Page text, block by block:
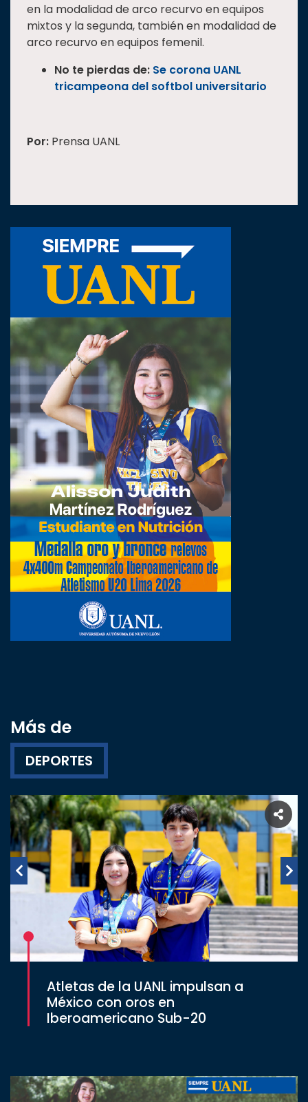
en la modalidad de arco recurvo en equipos
mixtos y la segunda, también en modalidad de
arco recurvo en equipos femenil.
No te pierdas de: Se corona UANL
tricampeona del softbol universitario
Por: Prensa UANL
Más de
DEPORTES
Atletas de la UANL impulsan a
México con oros en
Iberoamericano Sub-20